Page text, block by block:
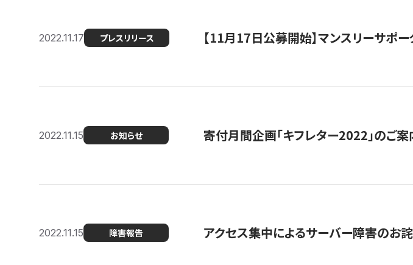
2022.11.17 プレスリリース 【11月17日公募開始】マンスリーサポ
2022.11.15 お知らせ 寄付月間企画「キフレター2022」のご案
2022.11.15 障害報告 アクセス集中によるサーバー障害のお